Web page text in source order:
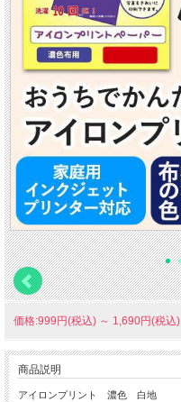
価格:999円(税込) ～ 1,690円(税込)
商品説明
アイロンプリント 濃色 白地